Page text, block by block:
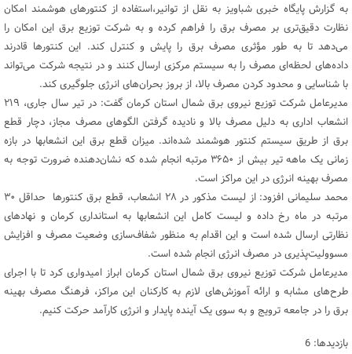
به گزارش پایگاه خبری شباویز به نقل از توانیر،استفاده از کنتورهای هوشمند امکان
نظارت دقیق‌تری بر مصرف برق را فراهم کرده و به شرکت توزیع برق این امکان را
می‌دهد تا به طور مؤثری مصرف برق را پایش و کنترل کند. این کنتورها قادرند
داده‌های لحظه‌ای مصرف را به سیستم مرکزی ارسال کنند و در نتیجه شرکت می‌تواند
با شناسایی و محدود کردن مصرف بالا، از بروز بحران‌های انرژی جلوگیری کند.
مدیرعامل شرکت توزیع نیروی برق شمال استان کرمان گفت: در تیر سال جاری، ۲۱۹
انشعاب اداری به دلیل مصرف بالا و نادیده گرفتن الگوهای مصرف مجاز، دچار قطع
برق از طریق سیستم کنتور هوشمند شده‌اند. میزان قطع برق این انشعابها در بازه
زمانی یک ماهه تیر بیش از ۳۶۵۰ مرتبه انجام شده که نشان‌دهنده ضرورت توجه به
مصرف بهینه انرژی در این مراکز است.
محمد سلیمانی افزود: از لیست مذکور در ۲۸ انشعاب، قطع برق کنتورها حداقل ۳۰
مرتبه در ماه رخ داده و لیست کامل این انشعابها به استانداری کرمان و نهادهای
نظارتی ارسال شده است و این اقدام به منظور شفاف‌سازی وضعیت مصرف و افزایش
مسوولیت‌پذیری در مصرف انرژی انجام شده است.
مدیرعامل شرکت توزیع نیروی برق شمال استان کرمان ابراز امیدواری کرد تا با اجرای
طرح‌های مشابه و ارائه آموزش‌های لازم به کارکنان این مراکز، فرهنگ مصرف بهینه
برق را در جامعه ترویج و به سوی یک آینده پایدار و انرژی کارآمد حرکت کنیم.
بازدیدها: 6